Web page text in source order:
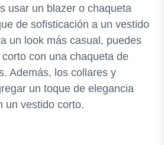
usar un blazer o chaqueta
de sofisticación a un vestido
un look más casual, puedes
con una chaqueta de
Además, los collares y
un toque de elegancia
un vestido corto.